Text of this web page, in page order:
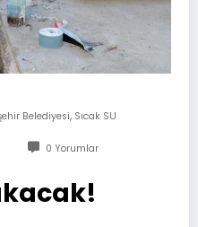
Belediyesi, Sıcak SU
0 Yorumlar